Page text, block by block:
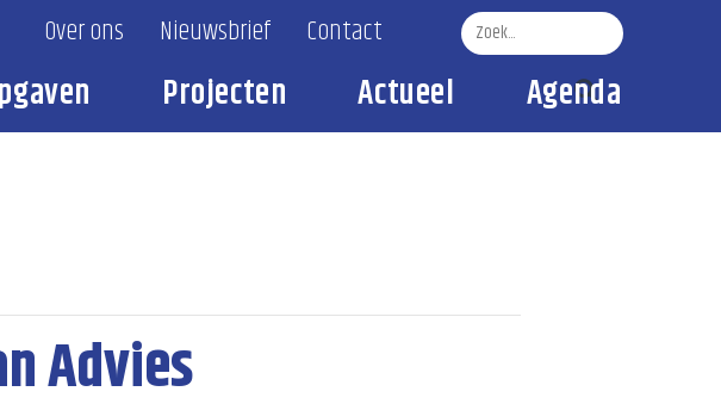
Over ons Nieuwsbrief Contact
Zoek
Projecten Actueel Agenda
Advies